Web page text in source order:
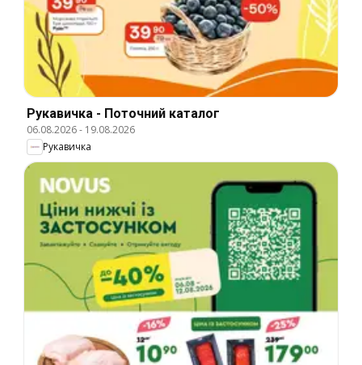
Рукавичка - Поточний каталог
06.08.2026- 19.08.2026
Рукавичка